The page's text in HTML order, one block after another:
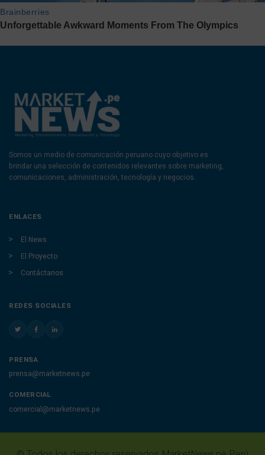
Somos un medio de comunicación peruano cuyo objetivo es
brindar una selección de contenidos relevantes sobre marketing,
comunicaciones, administración, tecnología y negocios.
ENLACES
El News
El Proyecto
Contáctanos
REDES SOCIALES
PRENSA
prensa@marketnews.pe
COMERCIAL
comercial@marketnews.pe